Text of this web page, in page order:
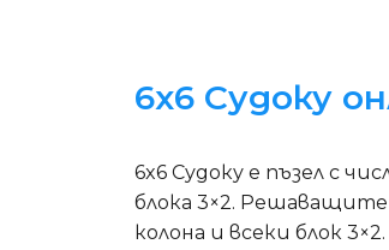
6x6 Судоку
6x6 Судоку е пъзел с
блока 3×2. Решаващите
колона и всеки блок